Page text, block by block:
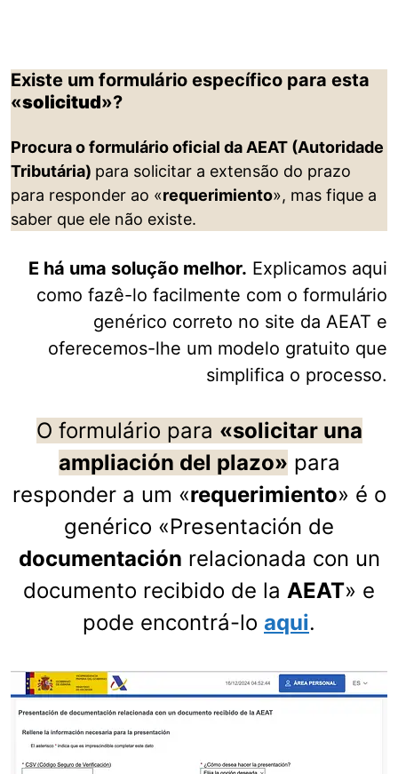
Existe um formulário específico para esta
«solicitud»?
Procura o formulário oficial da AEAT (Autoridade
Tributária) para solicitar a extensão do prazo
para responder ao «requerimiento», mas fique a
saber que ele não existe.
E há uma solução melhor. Explicamos aqui
como fazê-lo facilmente com o formulário
genérico correto no site da AEAT e
oferecemos-lhe um modelo gratuito que
simplifica o processo.
O formulário para «solicitar una
ampliación del plazo» para
responder a um «requerimiento» é o
genérico «Presentación de
documentación relacionada con un
documento recibido de la AEAT» e
pode encontrá-lo aqui.